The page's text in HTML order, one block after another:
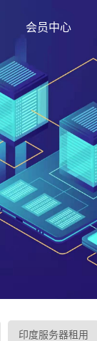
会员中心
印度服务器租用